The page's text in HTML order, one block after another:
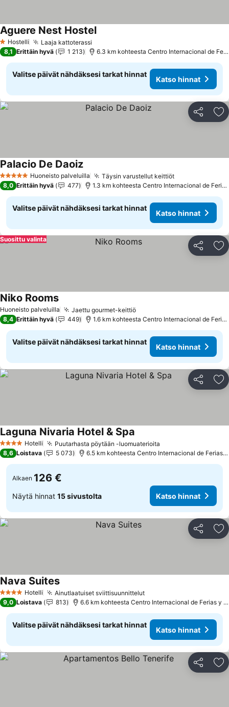
1 Tähtiluokitus
Hostelli Laaja kattoterassi
Aguere Nest HostelKatso hinnat
8,1 Erittäin hyvä 1 213 6.3 km kohteesta Centro Internacional de
Valitse päivät nähdäksesi tarkat hinnat
Katso hinnat
Jaa
5 TähtiluokitusHuoneisto palveluilla Täysin varustellut keittiötKatso hinnat
Palacio De DaoizKatso hinnat
8,0 Erittäin hyvä 477 1.3 km kohteesta Centro Internacional de
Valitse päivät nähdäksesi tarkat hinnat
Katso hinnat
Jaa
Suosittu valinta
Huoneisto palveluilla Jaettu gourmet-keittiöKatso hinnat
Niko RoomsKatso hinnat
8,4 Erittäin hyvä 449 1.6 km kohteesta Centro Internacional de
Valitse päivät nähdäksesi tarkat hinnat
Katso hinnat
Jaa
4 Tähtiluokitus
Hotelli Puutarhasta pöytään -luomuaterioita
Laguna Nivaria Hotel & Spa
8,6 Loistava 5 073 6.5 km kohteesta Centro Internacional de Ferias
Alkaen 126 €
Näytä hinnat 15 sivustolta Katso hinnat
Jaa
4 Tähtiluokitus
Hotelli Ainutlaatuiset sviittisuunnittelutKatso hinnat
Nava SuitesKatso hinnat
9,0 Loistava 813 6.6 km kohteesta Centro Internacional de Ferias y
Valitse päivät nähdäksesi tarkat hinnat
Katso hinnat
Jaa